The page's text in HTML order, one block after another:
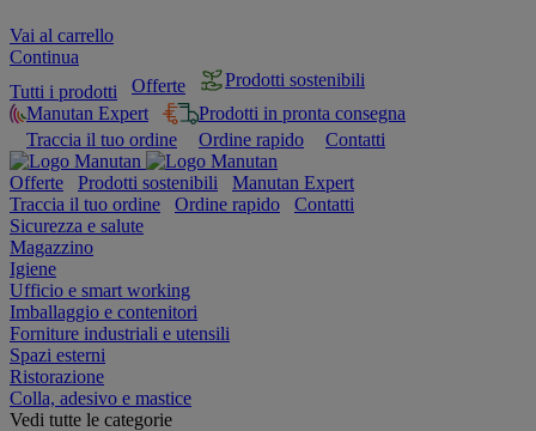
Vai al carrello
Continua
Tutti i prodotti
Offerte
Prodotti sostenibili
Manutan Expert
Prodotti in pronta consegna
Traccia il tuo ordine
Ordine rapido Contatti
Offerte Prodotti sostenibili
Manutan Expert
Traccia il tuo ordine
Ordine rapido
Contatti
Sicurezza e salute
Magazzino
Igiene
Ufficio e smart working
Imballaggio e contenitori
Forniture industriali e utensili
Spazi esterni
Ristorazione
Colla, adesivo e mastice
Vedi tutte le categorie